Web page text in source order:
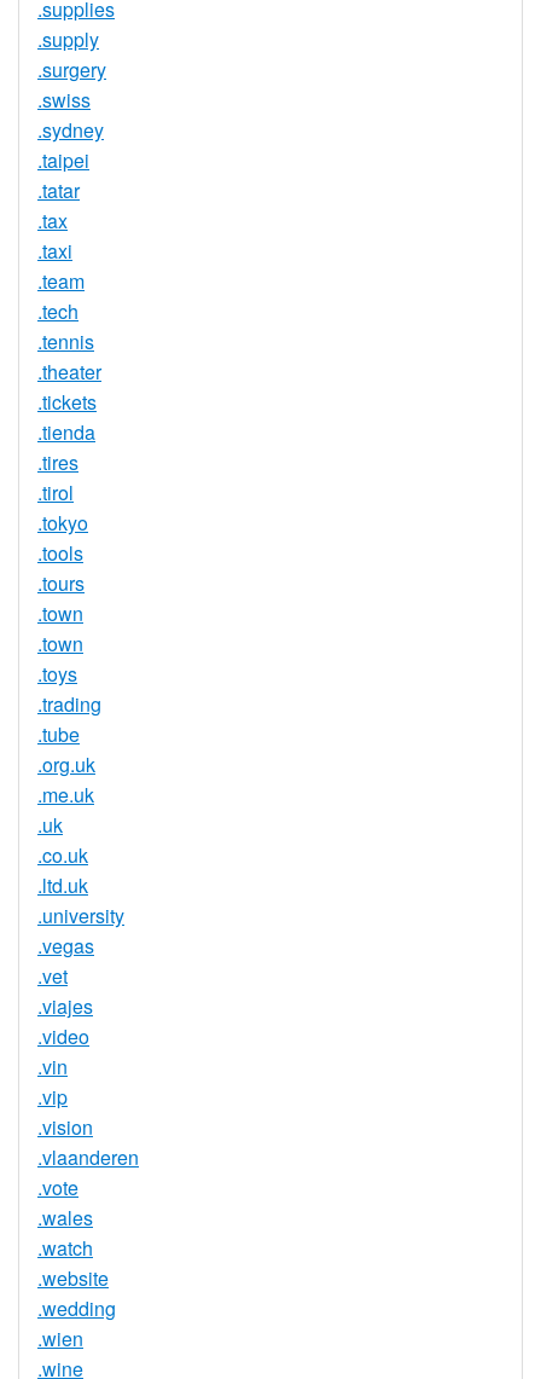
.supplies
.supply
.surgery
.swiss
.sydney
.taipei
.tatar
.tax
.taxi
.team
.tech
.tennis
.theater
.tickets
.tienda
.tires
.tirol
.tokyo
.tools
.tours
.town
.town
.toys
.trading
.tube
.org.uk
.me.uk
.uk
.co.uk
.ltd.uk
.university
.vegas
.vet
.viajes
.video
.vin
.vip
.vision
.vlaanderen
.vote
.wales
.watch
.website
.wedding
.wien
.wine